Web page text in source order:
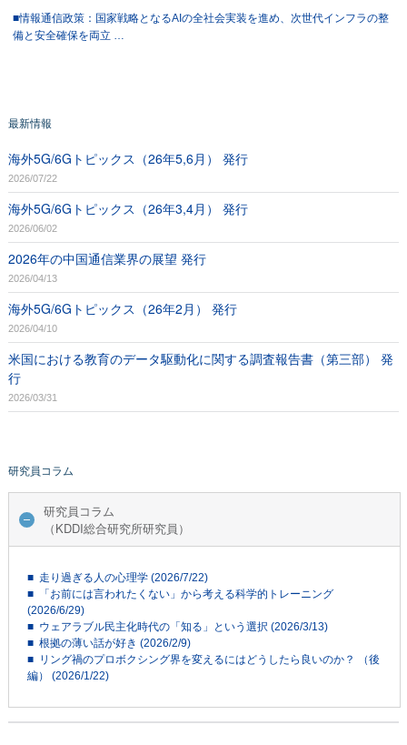
■情報通信政策：国家戦略となるAIの全社会実装を進め、次世代インフラの整
備と安全確保を両立 …
最新情報
海外5G/6Gトピックス（26年5,6月） 発行
2026/07/22
海外5G/6Gトピックス（26年3,4月） 発行
2026/06/02
2026年の中国通信業界の展望 発行
2026/04/13
海外5G/6Gトピックス（26年2月） 発行
2026/04/10
米国における教育のデータ駆動化に関する調査報告書（第三部） 発
行
2026/03/31
研究員コラム
研究員コラム
（KDDI総合研究所研究員）
■ 走り過ぎる人の心理学 (2026/7/22)
■ 「お前には言われたくない」から考える科学的トレーニング
(2026/6/29)
■ ウェアラブル民主化時代の「知る」という選択 (2026/3/13)
■ 根拠の薄い話が好き (2026/2/9)
■ リング禍のプロボクシング界を変えるにはどうしたら良いのか？ （後
編） (2026/1/22)